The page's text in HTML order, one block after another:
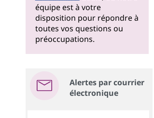
équipe est à votre
disposition pour répondre à
toutes vos questions ou
préoccupations.
Alertes par courrier
électronique